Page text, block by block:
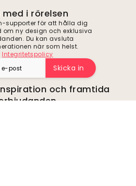
med i rörelsen
supporter för att hålla dig
ny design och exklusiva
Du kan avsluta
när som helst.
Integritetspolicy
Skicka in
och framtida